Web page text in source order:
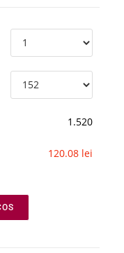
1.520
120.08 lei